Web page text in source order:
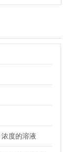
度的溶液